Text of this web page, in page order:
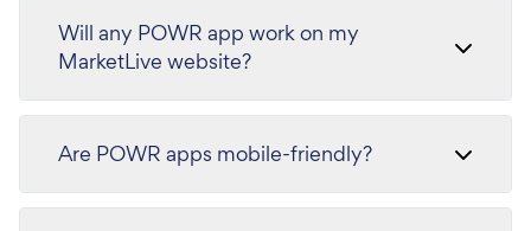
Will any POWR app work on my
MarketLive website?
Are POWR apps mobile-friendly?